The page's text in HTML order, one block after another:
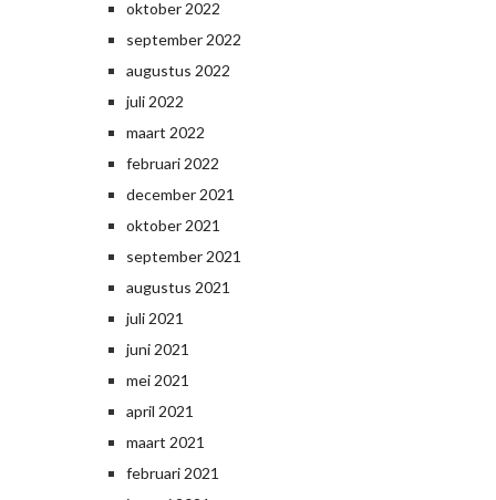
oktober 2022
september 2022
augustus 2022
juli 2022
maart 2022
februari 2022
december 2021
oktober 2021
september 2021
augustus 2021
juli 2021
juni 2021
mei 2021
april 2021
maart 2021
februari 2021